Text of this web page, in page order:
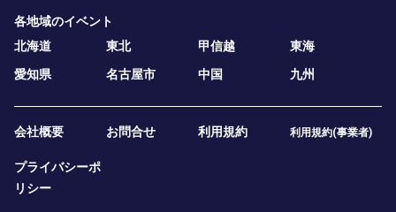
各地域のイベント
北海道
東北 甲信越
東海
愛知県
名古屋市 中国 九州
会社概要 お問合せ 利用規約 利用規約(事業者)
プライバシーポ
リシー